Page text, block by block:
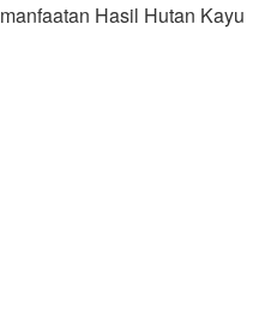
Hasil Hutan Kayu